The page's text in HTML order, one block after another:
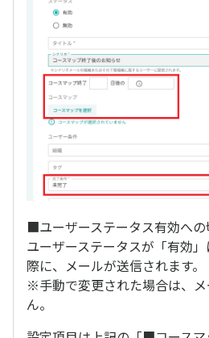
■ユーザーステータス有効へ
ユーザーステータスが「有効
際に、メールが送信されます。
※手動で変更された場合は、
ん。